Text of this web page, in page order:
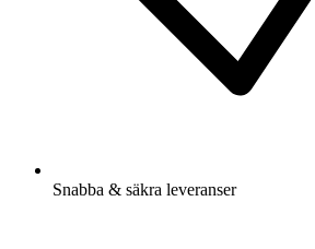
Snabba & säkra leveranser